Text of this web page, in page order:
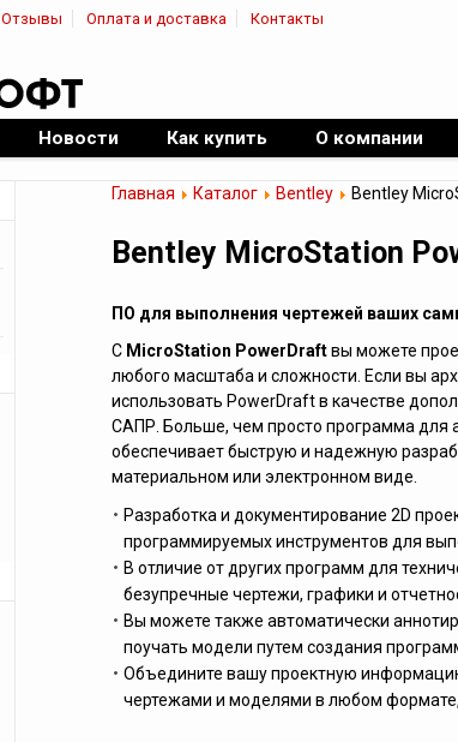
Отзывы Оплата и доставка Контакты
Новости Как купить О компании
Главная Каталог Bentley Bentley
Bentley MicroStation
ПО для выполнения чертежей ваших
С MicroStation PowerDraftвы можете
любого масштаба и сложности. Если вы
использовать PowerDraft в качестве
САПР. Больше, чем просто программа для
обеспечивает быструю и надежную
материальном или электронном виде.
Разработка и документирование 2D
программируемых инструментов для
В отличие от других программ для
безупречные чертежи, графики и
Вы можете также автоматически
поучать модели путем создания
Объедините вашу проектную
чертежами и моделями в любом формате,